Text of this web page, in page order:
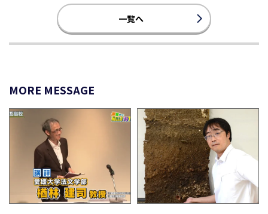
一覧へ
MORE MESSAGE